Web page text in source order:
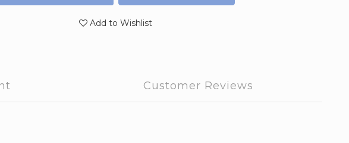
Add to Wishlist
Customer Reviews